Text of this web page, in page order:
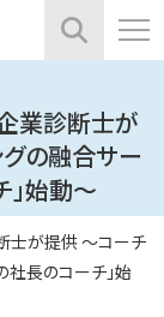
業診断士が
の融合サー
」始動～
士が提供 ～コーチ
社長のコーチ」始